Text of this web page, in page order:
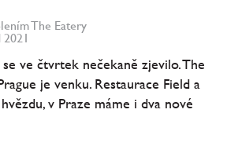
The Eatery
2021
ve čtvrtek nečekaně zjevilo. The
je venku. Restaurace Field a
v Praze máme i dva nové